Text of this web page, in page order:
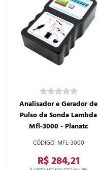
MFL-3000
Analisador e Gerador de
Pulso da Sonda Lambda
Mfl-3000 - Planatc
R$ 284,21